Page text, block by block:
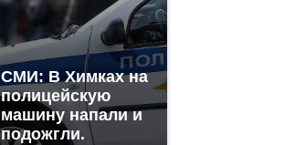
СМИ: В Химках на
полицейскую
машину напали и
подожгли.